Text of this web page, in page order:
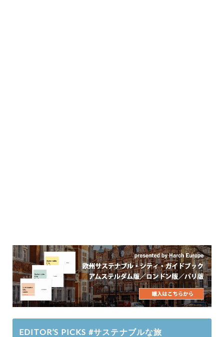
EDITOR’S PICKS #サステナブルな旅